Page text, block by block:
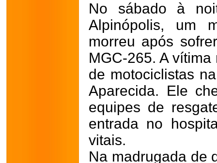
No sábado à
Alpinópolis, um
morreu após
MGC-265. A
de motociclistas
Aparecida. Ele
equipes de
entrada no
vitais.
Na madrugada de